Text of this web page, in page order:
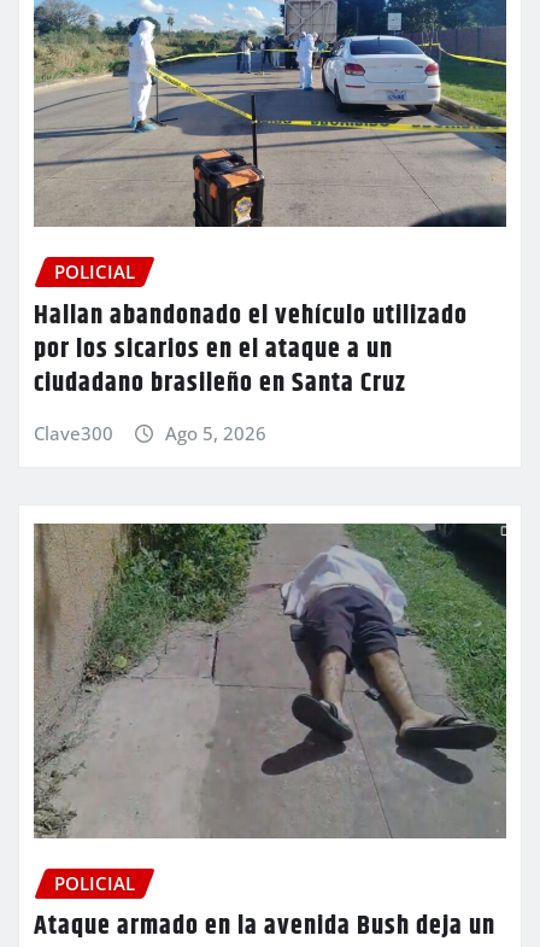
POLICIAL
Hallan abandonado el vehículo utilizado
por los sicarios en el ataque a un
ciudadano brasileño en Santa Cruz
Clave300 Ago 5, 2026
POLICIAL
Ataque armado en la avenida Bush deja un